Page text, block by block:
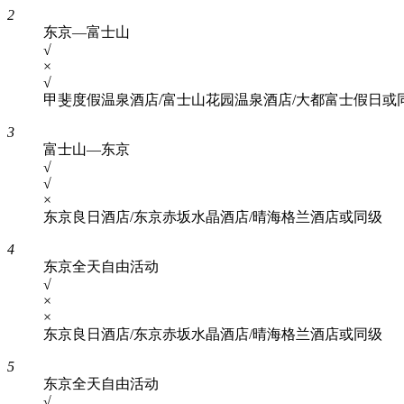
2
东京—富士山
√
×
√
甲斐度假温泉酒店/富士山花园温泉酒店/大都富士假日或
3
富士山—东京
√
√
×
东京良日酒店/东京赤坂水晶酒店/晴海格兰酒店或同级
4
东京全天自由活动
√
×
×
东京良日酒店/东京赤坂水晶酒店/晴海格兰酒店或同级
5
东京全天自由活动